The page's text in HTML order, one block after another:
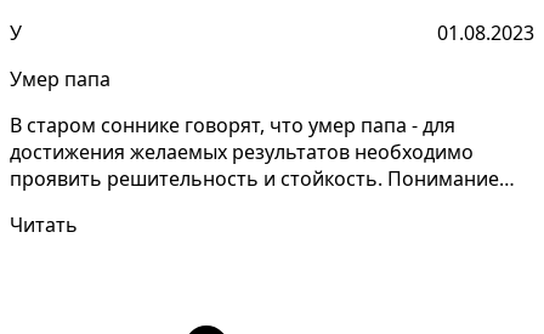
У
01.08.2023
Умер папа
В старом соннике говорят, что умер папа - для
достижения желаемых результатов необходимо
проявить решительность и стойкость. Понимание
Читать